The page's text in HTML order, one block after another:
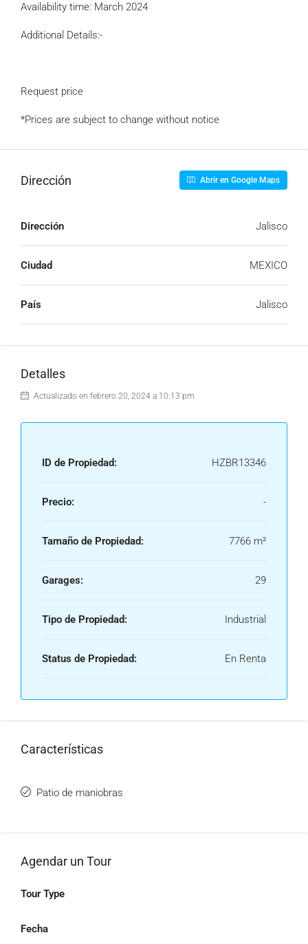
Availability time: March 2024
Additional Details:-
Request price
*Prices are subject to change without notice
Dirección Abrir en Google Maps
Dirección Jalisco
Ciudad MEXICO
País Jalisco
Detalles
Actualizado en febrero 20, 2024 a 10:13 pm
ID de Propiedad: HZBR13346
Precio: -
Tamaño de Propiedad: 7766 m²
Garages: 29
Tipo de Propiedad: Industrial
Status de Propiedad: En Renta
Características
Patio de maniobras
Agendar un Tour
Tour Type
Fecha